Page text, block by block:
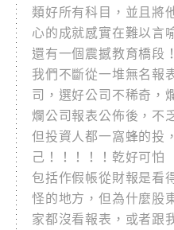
類好所有科目，並且將
心的成就感實在難以言
還有一個震撼教育橋段！
我們不斷從一堆無名報
司，選好公司不稀奇，
爛公司報表公佈後，不
但投資人都一窩蜂的投
己！！！！！乾好可怕
包括作假帳從財報是看
怪的地方，但為什麼股
家都沒看報表，或者跟